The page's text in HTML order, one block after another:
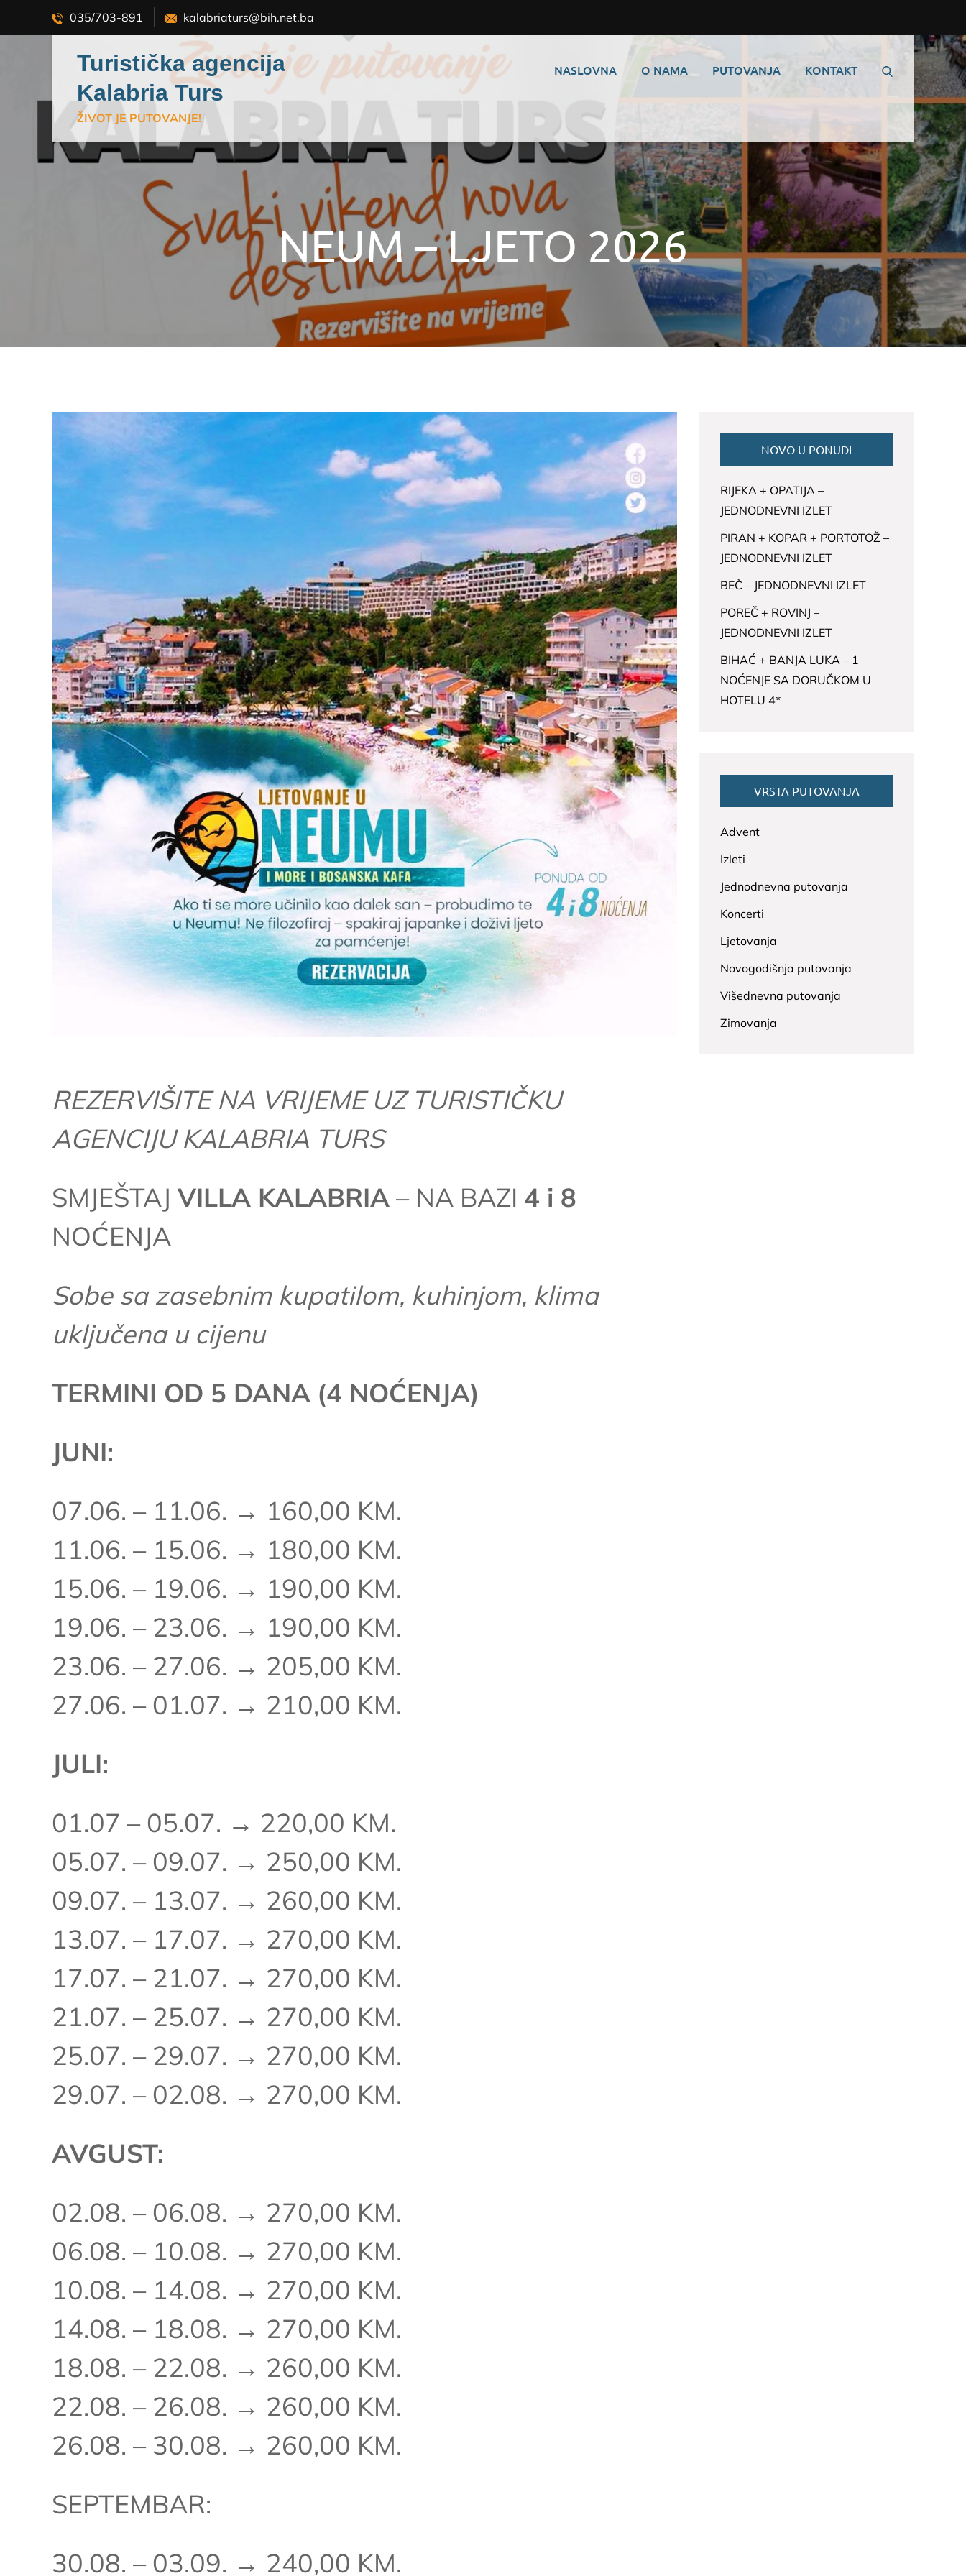
035/703-891 kalabriaturs@bih.net.ba
Turistička agencija
Kalabria Turs
ŽIVOT JE PUTOVANJE!
NASLOVNA O NAMA PUTOVANJA KONTAKT
NEUM – LJETO 2026
REZERVIŠITE NA VRIJEME UZ TURISTIČKU
AGENCIJU KALABRIA TURS
SMJEŠTAJ VILLA KALABRIA – NA BAZI 4 i 8
NOĆENJA
Sobe sa zasebnim kupatilom, kuhinjom, klima
uključena u cijenu
TERMINI OD 5 DANA (4 NOĆENJA)
JUNI:
07.06. – 11.06. → 160,00 KM.
11.06. – 15.06. → 180,00 KM.
15.06. – 19.06. → 190,00 KM.
19.06. – 23.06. → 190,00 KM.
23.06. – 27.06. → 205,00 KM.
27.06. – 01.07. → 210,00 KM.
JULI:
01.07 – 05.07. → 220,00 KM.
05.07. – 09.07. → 250,00 KM.
09.07. – 13.07. → 260,00 KM.
13.07. – 17.07. → 270,00 KM.
17.07. – 21.07. → 270,00 KM.
21.07. – 25.07. → 270,00 KM.
25.07. – 29.07. → 270,00 KM.
29.07. – 02.08. → 270,00 KM.
AVGUST:
02.08. – 06.08. → 270,00 KM.
06.08. – 10.08. → 270,00 KM.
10.08. – 14.08. → 270,00 KM.
14.08. – 18.08. → 270,00 KM.
18.08. – 22.08. → 260,00 KM.
22.08. – 26.08. → 260,00 KM.
26.08. – 30.08. → 260,00 KM.
SEPTEMBAR:
30.08. – 03.09. → 240,00 KM.
NOVO U PONUDI
RIJEKA + OPATIJA –
JEDNODNEVNI IZLET
PIRAN + KOPAR + PORTOTOŽ –
JEDNODNEVNI IZLET
BEČ – JEDNODNEVNI IZLET
POREČ + ROVINJ –
JEDNODNEVNI IZLET
BIHAĆ + BANJA LUKA – 1
NOĆENJE SA DORUČKOM U
HOTELU 4*
VRSTA PUTOVANJA
Advent
Izleti
Jednodnevna putovanja
Koncerti
Ljetovanja
Novogodišnja putovanja
Višednevna putovanja
Zimovanja